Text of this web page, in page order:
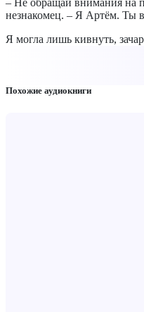
– Не обращай внимания на
незнакомец. – Я Артём. Ты
Я могла лишь кивнуть,
Похожие аудиокниги